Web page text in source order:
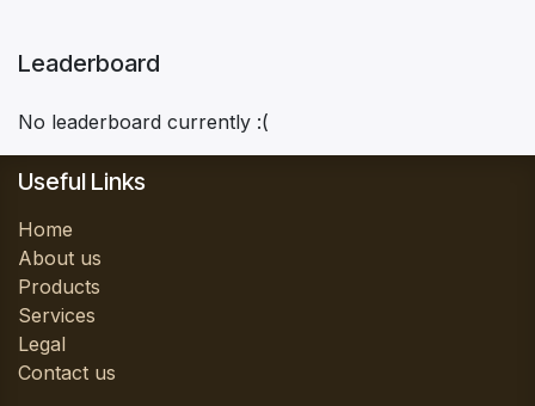
Leaderboard
No leaderboard currently :(
Useful Links
Home
About us
Products
Services
Legal
Contact us